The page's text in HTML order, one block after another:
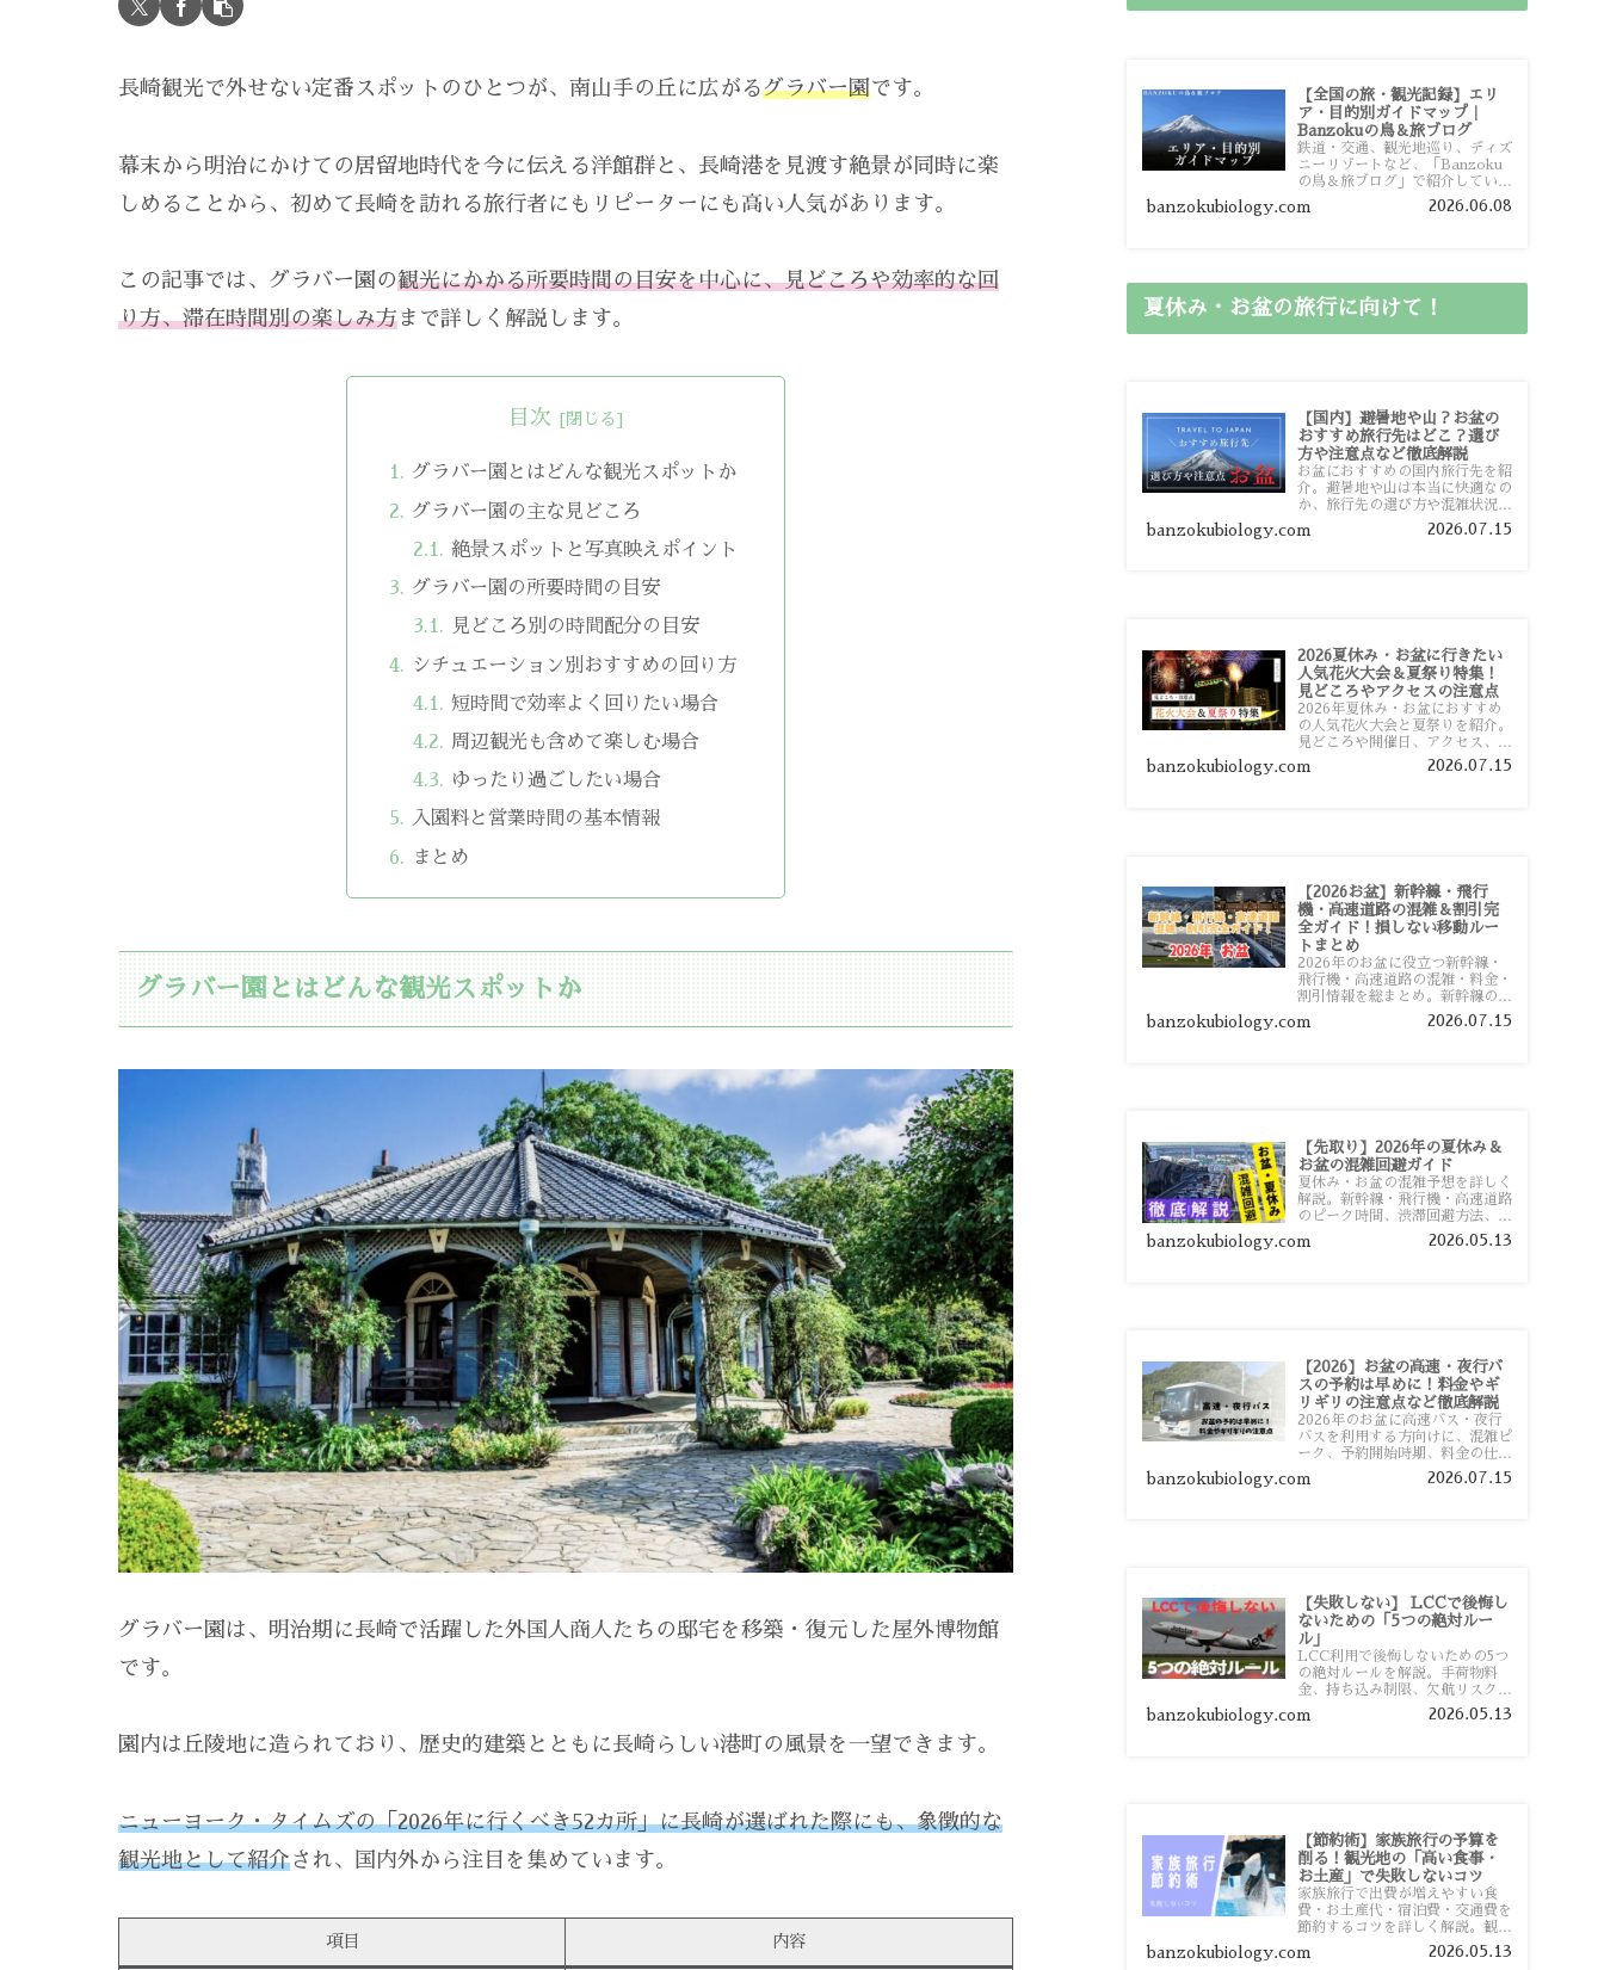
長崎観光で外せない定番スポットのひとつが、南山手の丘に広がるグラバー園です。
幕末から明治にかけての居留地時代を今に伝える洋館群と、長崎港を見渡す絶景が同時に楽
しめることから、初めて長崎を訪れる旅行者にもリピーターにも高い人気があります。
この記事では、グラバー園の観光にかかる所要時間の目安を中心に、見どころや効率的な回
り方、滞在時間別の楽しみ方まで詳しく解説します。
目次
グラバー園とはどんな観光スポットか
グラバー園の主な見どころ
絶景スポットと写真映えポイント
グラバー園の所要時間の目安
見どころ別の時間配分の目安
シチュエーション別おすすめの回り方
短時間で効率よく回りたい場合
周辺観光も含めて楽しむ場合
ゆったり過ごしたい場合
入園料と営業時間の基本情報
まとめ
グラバー園とはどんな観光スポットか
グラバー園は、明治期に長崎で活躍した外国人商人たちの邸宅を移築・復元した屋外博物館
です。
園内は丘陵地に造られており、歴史的建築とともに長崎らしい港町の風景を一望できます。
ニューヨーク・タイムズの「2026年に行くべき52カ所」に長崎が選ばれた際にも、象徴的な
観光地として紹介され、国内外から注目を集めています。
項目 内容
【全国の旅・観光記録】エリ
ア・目的別ガイドマップ｜
Banzokuの鳥＆旅ブログ
鉄道・交通、観光地巡り、ディズ
ニーリゾートなど、「Banzoku
の鳥＆旅ブログ」で紹介している
全国の旅行・観光記録をエリアや
目的別に整理しました。あなたが
banzokubiology.com 2026.06.08
夏休み・お盆の旅行に向けて！
【国内】避暑地や山？お盆の
おすすめ旅行先はどこ？選び
方や注意点など徹底解説
お盆におすすめの国内旅行先を紹
介。避暑地や山は本当に快適なの
か、旅行先の選び方や混雑状況、
注意点、比較的混雑を避けやすい
おすすめスポットまで旅行前に役
banzokubiology.com 2026.07.15
2026夏休み・お盆に行きたい
人気花火大会＆夏祭り特集！
見どころやアクセスの注意点
2026年夏休み・お盆におすすめ
の人気花火大会と夏祭りを紹介。
見どころや開催日、アクセス、混
雑対策、旅行前に知っておきたい
注意点をわかりやすく解説しま
banzokubiology.com 2026.07.15
【2026お盆】新幹線・飛行
機・高速道路の混雑＆割引完
全ガイド！損しない移動ルー
トまとめ
2026年のお盆に役立つ新幹線・
飛行機・高速道路の混雑・料金・
割引情報を総まとめ。新幹線の予
約や最繁忙期料金、飛行機を安く
予約するコツ、高速道路の休日割
banzokubiology.com 2026.07.15
【先取り】2026年の夏休み＆
お盆の混雑回避ガイド
夏休み・お盆の混雑予想を詳しく
解説。新幹線・飛行機・高速道路
のピーク時間、渋滞回避方法、混
雑しやすい観光地、交通手段別の
特徴まで旅行者向けに分かりやす
banzokubiology.com 2026.05.13
【2026】お盆の高速・夜行バ
スの予約は早めに！料金やギ
リギリの注意点など徹底解説
2026年のお盆に高速バス・夜行
バスを利用する方向けに、混雑ピ
ーク、予約開始時期、料金の仕組
み、キャンセル待ちのコツ、直前
予約の注意点まで詳しく解説しま
banzokubiology.com 2026.07.15
【失敗しない】 LCCで後悔し
ないための「5つの絶対ルー
ル」
LCC利用で後悔しないための5つ
の絶対ルールを解説。手荷物料
金、持ち込み制限、欠航リスク、
時間厳守など、格安航空会社を利
用する前に知っておきたい注意点
banzokubiology.com 2026.05.13
【節約術】家族旅行の予算を
削る！観光地の「高い食事・
お土産」で失敗しないコツ
家族旅行で出費が増えやすい食
費・お土産代・宿泊費・交通費を
節約するコツを詳しく解説。観光
地価格を避ける方法や、早割・ス
ーパー活用術、予算管理のポイン
banzokubiology.com 2026.05.13